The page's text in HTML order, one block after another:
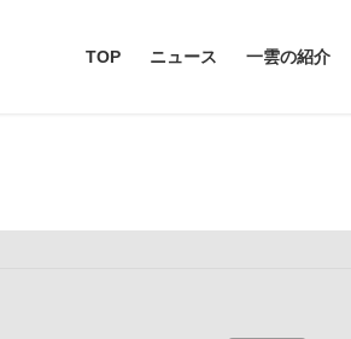
TOP ニュース 一雲の紹介